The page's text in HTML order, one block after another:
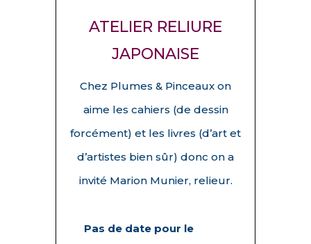
ATELIER RELIURE
JAPONAISE
Chez Plumes & Pinceaux on
aime les cahiers (de dessin
forcément) et les livres (d’art et
d’artistes bien sûr) donc on a
invité Marion Munier, relieur.
Pas de date pour le